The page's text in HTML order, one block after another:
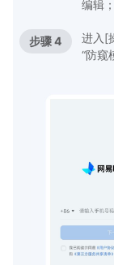
编辑；
步骤 4
进入[
“防窥